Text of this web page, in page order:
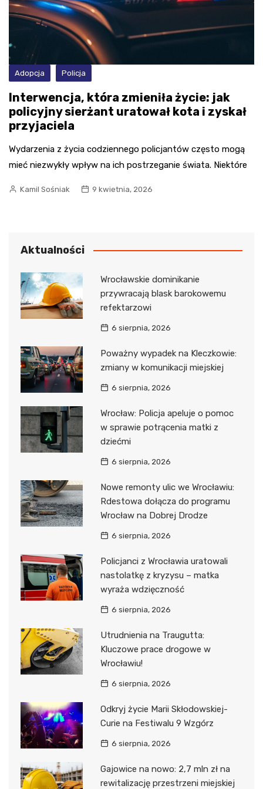
Adopcja Policja
Interwencja, która zmieniła życie: jak
policyjny sierżant uratował kota i zyskał
przyjaciela
Wydarzenia z życia codziennego policjantów często mogą
mieć niezwykły wpływ na ich postrzeganie świata. Niektóre
Kamil Sośniak 9 kwietnia, 2026
Aktualności
Wrocławskie dominikanie
przywracają blask barokowemu
refektarzowi
6 sierpnia, 2026
Poważny wypadek na Kleczkowie:
zmiany w komunikacji miejskiej
6 sierpnia, 2026
Wrocław: Policja apeluje o pomoc
w sprawie potrącenia matki z
dziećmi
6 sierpnia, 2026
Nowe remonty ulic we Wrocławiu:
Rdestowa dołącza do programu
Wrocław na Dobrej Drodze
6 sierpnia, 2026
Policjanci z Wrocławia uratowali
nastolatkę z kryzysu – matka
wyraża wdzięczność
6 sierpnia, 2026
Utrudnienia na Traugutta:
Kluczowe prace drogowe w
Wrocławiu!
6 sierpnia, 2026
Odkryj życie Marii Skłodowskiej-
Curie na Festiwalu 9 Wzgórz
6 sierpnia, 2026
Gajowice na nowo: 2,7 mln zł na
rewitalizację przestrzeni miejskiej